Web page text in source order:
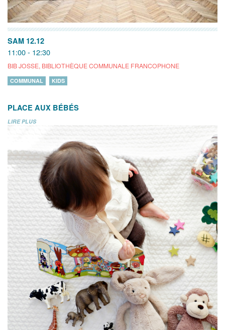
SAM 12.12
11:00 - 12:30
BIB JOSSE, BIBLIOTHÈQUE COMMUNALE FRANCOPHONE
COMMUNAL KIDS
PLACE AUX BÉBÉS
LIRE PLUS